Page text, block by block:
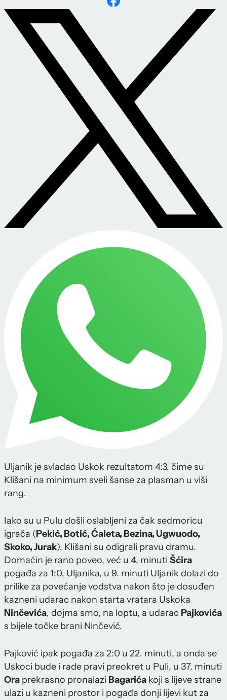
Uljanik je svladao Uskok rezultatom 4:3, čime su
Klišani na minimum sveli šanse za plasman u viši
rang.
Iako su u Pulu došli oslabljeni za čak sedmoricu
igrača (Pekić, Botić, Ćaleta, Bezina, Ugwuodo,
Skoko, Jurak), Klišani su odigrali pravu dramu.
Domaćin je rano poveo, već u 4. minuti Šćira
pogađa za 1:0, Uljanika, u 9. minuti Uljanik dolazi do
prilike za povećanje vodstva nakon što je dosuđen
kazneni udarac nakon starta vratara Uskoka
Ninčevića, dojma smo, na loptu, a udarac Pajkovića
s bijele točke brani Ninčević.
Pajković ipak pogađa za 2:0 u 22. minuti, a onda se
Uskoci bude i rade pravi preokret u Puli, u 37. minuti
Ora prekrasno pronalazi Bagarića koji s lijeve strane
ulazi u kazneni prostor i pogađa donji lijevi kut za